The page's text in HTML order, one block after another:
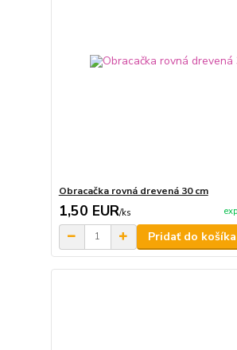
Obracačka rovná drevená 30 cm
1,50 EUR/ks
Pridať do košíka